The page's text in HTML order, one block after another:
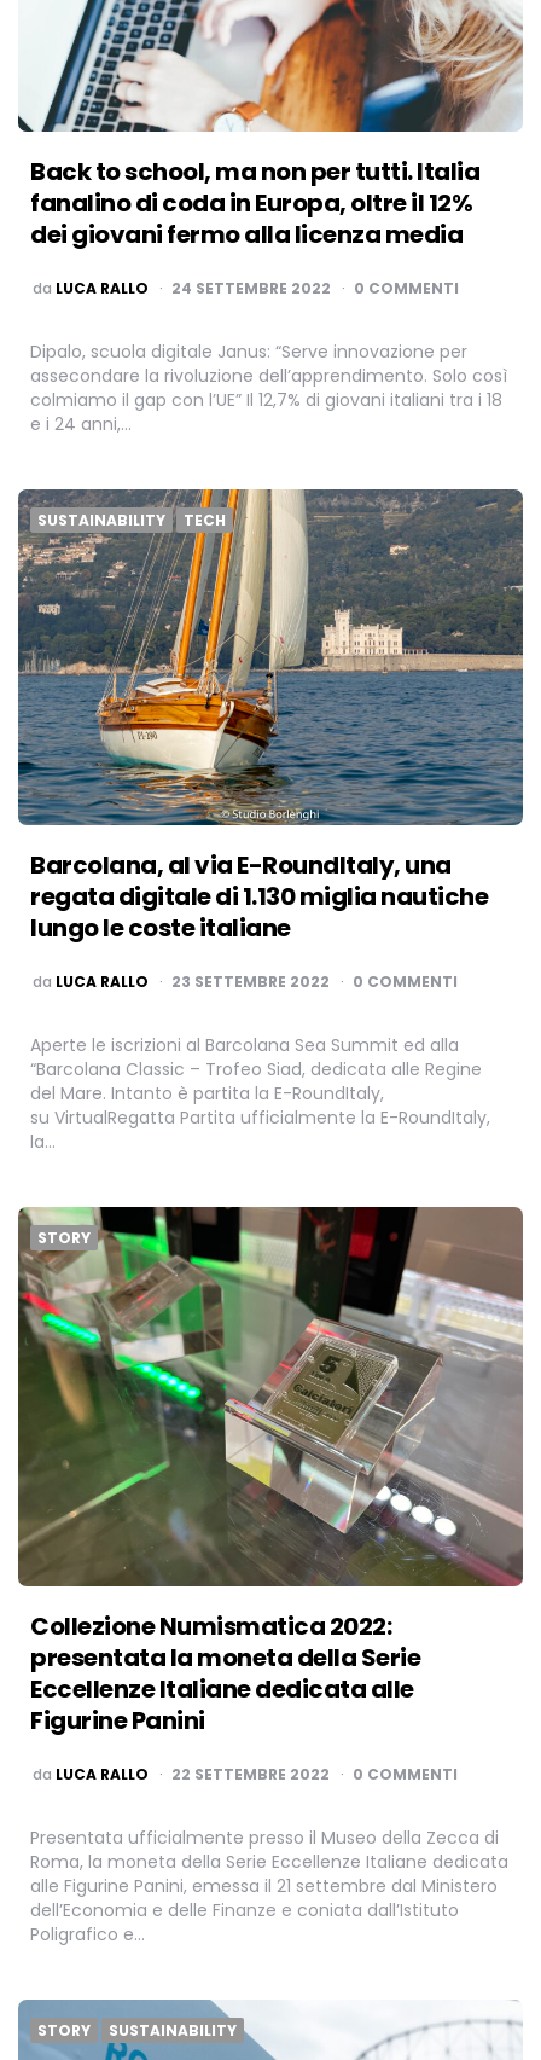
Back to school, ma non per tutti. Italia
fanalino di coda in Europa, oltre il 12%
dei giovani fermo alla licenza media
PUBBLICATO
da LUCA RALLO 24 SETTEMBRE 2022 0 COMMENTI
Dipalo, scuola digitale Janus: “Serve innovazione per
assecondare la rivoluzione dell’apprendimento. Solo così
colmiamo il gap con l’UE” Il 12,7% di giovani italiani tra i 18
e i 24 anni,…
SUSTAINABILITY TECH
Barcolana, al via E-RoundItaly, una
regata digitale di 1.130 miglia nautiche
lungo le coste italiane
PUBBLICATO
da LUCA RALLO 23 SETTEMBRE 2022 0 COMMENTI
Aperte le iscrizioni al Barcolana Sea Summit ed alla
“Barcolana Classic – Trofeo Siad, dedicata alle Regine
del Mare. Intanto è partita la E-RoundItaly,
su VirtualRegatta Partita ufficialmente la E-RoundItaly,
la…
STORY
Collezione Numismatica 2022:
presentata la moneta della Serie
Eccellenze Italiane dedicata alle
Figurine Panini
PUBBLICATO
da LUCA RALLO 22 SETTEMBRE 2022 0 COMMENTI
Presentata ufficialmente presso il Museo della Zecca di
Roma, la moneta della Serie Eccellenze Italiane dedicata
alle Figurine Panini, emessa il 21 settembre dal Ministero
dell’Economia e delle Finanze e coniata dall’Istituto
Poligrafico e…
STORY SUSTAINABILITY